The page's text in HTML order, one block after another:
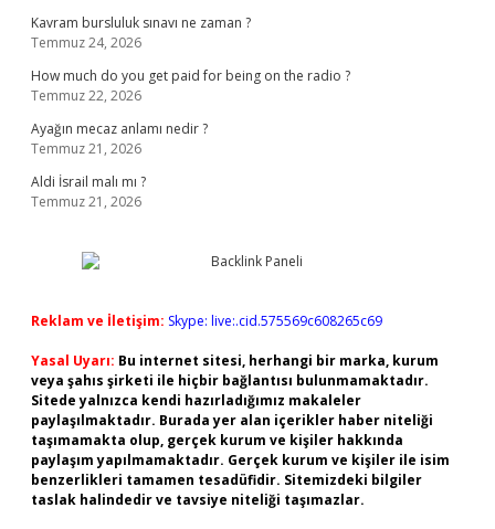
Kavram bursluluk sınavı ne zaman ?
Temmuz 24, 2026
How much do you get paid for being on the radio ?
Temmuz 22, 2026
Ayağın mecaz anlamı nedir ?
Temmuz 21, 2026
Aldi İsrail malı mı ?
Temmuz 21, 2026
Reklam ve İletişim: Skype: live:.cid.575569c608265c69
Yasal Uyarı: Bu internet sitesi, herhangi bir marka, kurum
veya şahıs şirketi ile hiçbir bağlantısı bulunmamaktadır.
Sitede yalnızca kendi hazırladığımız makaleler
paylaşılmaktadır. Burada yer alan içerikler haber niteliği
taşımamakta olup, gerçek kurum ve kişiler hakkında
paylaşım yapılmamaktadır. Gerçek kurum ve kişiler ile isim
benzerlikleri tamamen tesadüfidir. Sitemizdeki bilgiler
taslak halindedir ve tavsiye niteliği taşımazlar.